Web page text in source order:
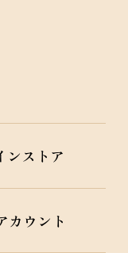
ンストア
カウント